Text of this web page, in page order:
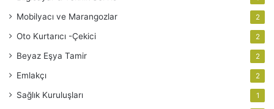
Mobilyacı ve Marangozlar 2
Oto Kurtarıcı -Çekici 2
Beyaz Eşya Tamir 2
Emlakçı 2
Sağlık Kuruluşları 1